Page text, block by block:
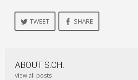
TWEET SHARE
ABOUT S.CH.
view all posts